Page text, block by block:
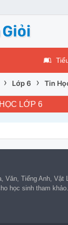
› Lớp 6 › Tin
LỚP 6
Văn, Tiếng Anh,
học sinh tham khảo.